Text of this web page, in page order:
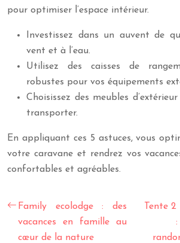
pour optimiser l’espace intérieur.
Investissez dans un auvent de
vent et à l’eau.
Utilisez des caisses de
robustes pour vos équipements
Choisissez des meubles
transporter.
En appliquant ces 5 astuces, vous
votre caravane et rendrez vos
confortables et agréables.
Family ecolodge : des
vacances en famille au
cœur de la nature
Tente
: